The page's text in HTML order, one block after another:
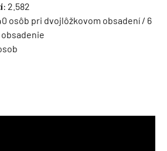
: 2.582
osôb pri dvojlôžkovom obsadení / 6